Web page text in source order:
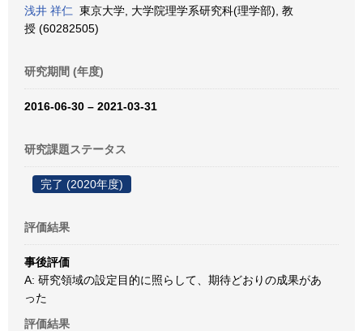
浅井 祥仁 東京大学, 大学院理学系研究科(理学部), 教
授 (60282505)
研究期間 (年度)
2016-06-30 – 2021-03-31
研究課題ステータス
完了 (2020年度)
評価結果
事後評価
A: 研究領域の設定目的に照らして、期待どおりの成果があ
った
評価結果